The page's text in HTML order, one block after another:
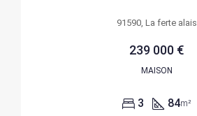
91590, La ferte alais
239 000 €
MAISON
3 84m²